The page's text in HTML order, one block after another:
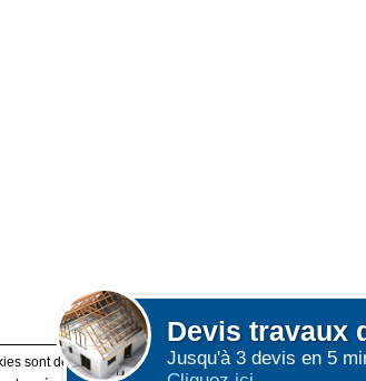
Devis travaux
Jusqu'à 3 devis en 5
sont déposés sur votre terminal. Ces cookies sont